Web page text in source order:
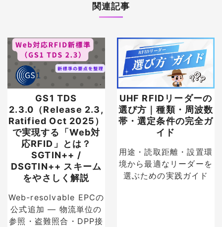
関連記事
GS1 TDS
2.3.0（Release 2.3,
Ratified Oct 2025）
で実現する「Web対
応RFID」とは？
SGTIN++ /
DSGTIN++ スキーム
をやさしく解説
Web-resolvable EPCの
公式追加 — 物流単位の
参照・盗難照合・DPP接
UHF RFIDリーダーの
選び方｜種類・周波数
帯・選定条件の完全ガ
イド
用途・読取距離・設置環
境から最適なリーダーを
選ぶための実践ガイド